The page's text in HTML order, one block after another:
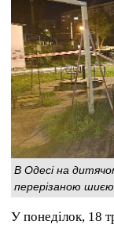
В Одесі на
перерізаною
У понеділок, 18